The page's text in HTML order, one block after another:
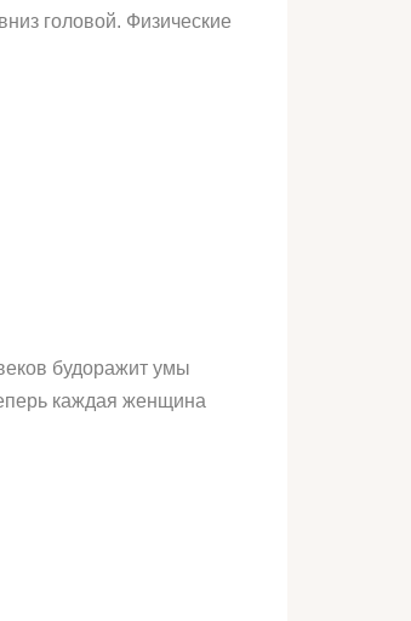
головой. Физические
будоражит умы
каждая женщина